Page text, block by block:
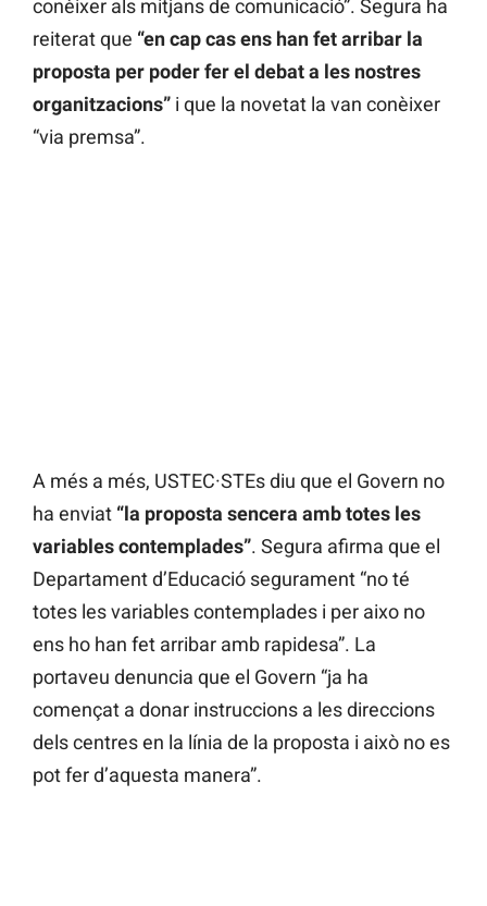
conèixer als mitjans de comunicació”. Segura ha
reiterat que “en cap cas ens han fet arribar la
proposta per poder fer el debat a les nostres
organitzacions” i que la novetat la van conèixer
“via premsa”.
A més a més, USTEC·STEs diu que el Govern no
ha enviat “la proposta sencera amb totes les
variables contemplades”. Segura afirma que el
Departament d’Educació segurament “no té
totes les variables contemplades i per aixo no
ens ho han fet arribar amb rapidesa”. La
portaveu denuncia que el Govern “ja ha
començat a donar instruccions a les direccions
dels centres en la línia de la proposta i això no es
pot fer d’aquesta manera”.